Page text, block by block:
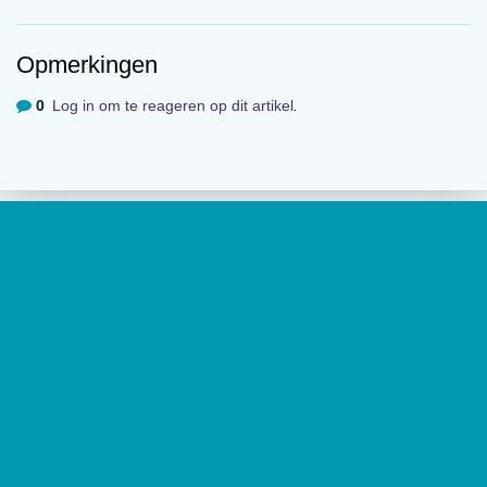
Volgende
Opmerkingen
0 Log in om te reageren op dit artikel.